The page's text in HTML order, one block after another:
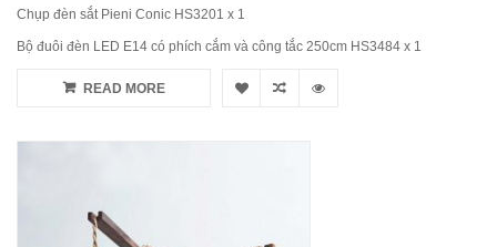
Chụp đèn sắt Pieni Conic HS3201 x 1
Bộ đuôi đèn LED E14 có phích cắm và công tắc 250cm HS3484 x 1
READ MORE